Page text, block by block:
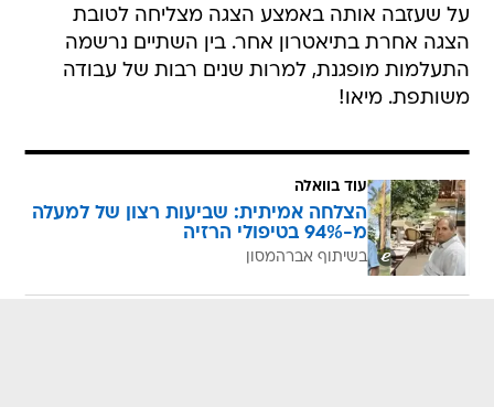
על שעזבה אותה באמצע הצגה מצליחה לטובת
הצגה אחרת בתיאטרון אחר. בין השתיים נרשמה
התעלמות מופגנת, למרות שנים רבות של עבודה
משותפת. מיאו!
עוד בוואלה
הצלחה אמיתית: שביעות רצון של למעלה
מ-94% בטיפולי הרזיה
בשיתוף אברהמסון